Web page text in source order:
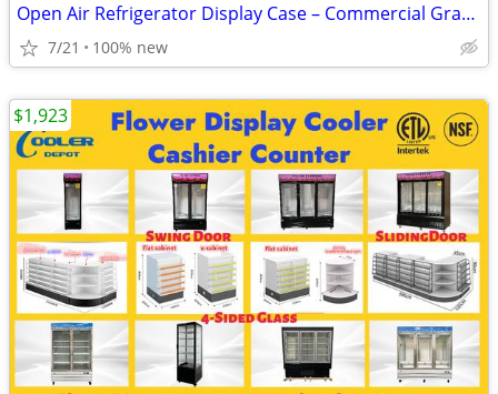
Open Air Refrigerator Display Case – Commercial Grab & Go Cooler
7/21 100% new
$1,923